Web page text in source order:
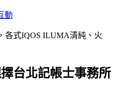
動
各式IQOS ILUMA清純、火
台北記帳士事務所